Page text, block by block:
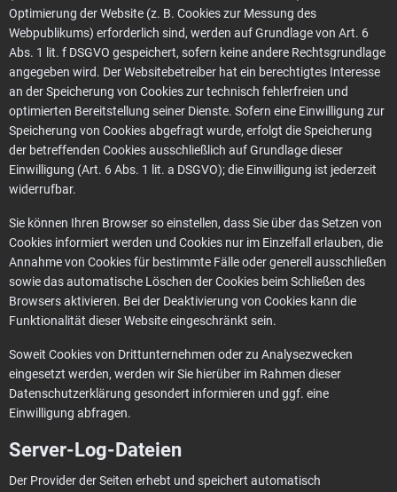
Optimierung der Website (z. B. Cookies zur Messung des
Webpublikums) erforderlich sind, werden auf Grundlage von Art. 6
Abs. 1 lit. f DSGVO gespeichert, sofern keine andere Rechtsgrundlage
angegeben wird. Der Websitebetreiber hat ein berechtigtes Interesse
an der Speicherung von Cookies zur technisch fehlerfreien und
optimierten Bereitstellung seiner Dienste. Sofern eine Einwilligung zur
Speicherung von Cookies abgefragt wurde, erfolgt die Speicherung
der betreffenden Cookies ausschließlich auf Grundlage dieser
Einwilligung (Art. 6 Abs. 1 lit. a DSGVO); die Einwilligung ist jederzeit
widerrufbar.
Sie können Ihren Browser so einstellen, dass Sie über das Setzen von
Cookies informiert werden und Cookies nur im Einzelfall erlauben, die
Annahme von Cookies für bestimmte Fälle oder generell ausschließen
sowie das automatische Löschen der Cookies beim Schließen des
Browsers aktivieren. Bei der Deaktivierung von Cookies kann die
Funktionalität dieser Website eingeschränkt sein.
Soweit Cookies von Drittunternehmen oder zu Analysezwecken
eingesetzt werden, werden wir Sie hierüber im Rahmen dieser
Datenschutzerklärung gesondert informieren und ggf. eine
Einwilligung abfragen.
Server-Log-Dateien
Der Provider der Seiten erhebt und speichert automatisch